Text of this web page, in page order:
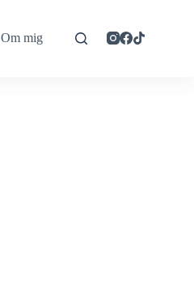
Om mig